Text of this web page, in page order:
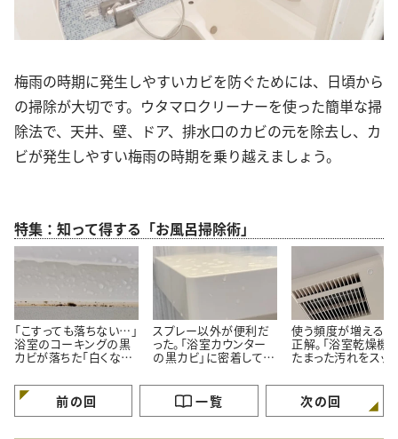
梅雨の時期に発生しやすいカビを防ぐためには、日頃から
の掃除が大切です。ウタマロクリーナーを使った簡単な掃
除法で、天井、壁、ドア、排水口のカビの元を除去し、カ
ビが発生しやすい梅雨の時期を乗り越えましょう。
特集：知って得する「お風呂掃除術」
「こすっても落ちない…」
浴室のコーキングの黒
カビが落ちた「白くなっ
掃除術】
スプレー以外が便利だ
った。「浴室カウンター
の黒カビ」に密着してス
掃除術】
使う頻度が増える
正解。「浴室乾燥機
たまった汚れをスッ
順】
前の回 一覧 次の回